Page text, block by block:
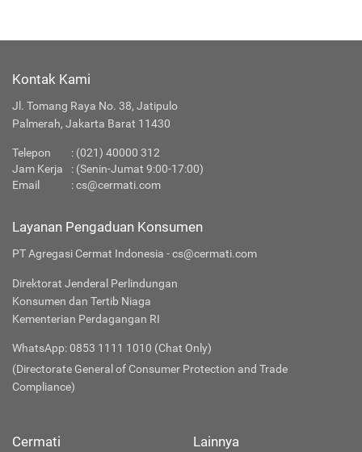
Kontak Kami
Jl. Tomang Raya No. 38, Jatipulo
Palmerah, Jakarta Barat 11430
Telepon : (021) 40000 312
Jam Kerja
: (Senin-Jumat 9:00-17:00)
Email
:cs@cermati.com
Layanan Pengaduan Konsumen
PT Agregasi Cermat Indonesia - cs@cermati.com
Direktorat Jenderal Perlindungan
Konsumen dan Tertib Niaga
Kementerian Perdagangan RI
WhatsApp: 0853 1111 1010 (Chat Only)
(Directorate General of Consumer Protection and Trade
Compliance)
Cermati Lainnya